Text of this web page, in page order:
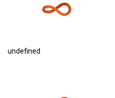
undefined